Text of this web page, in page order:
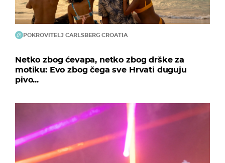
POKROVITELJ CARLSBERG CROATIA
Netko zbog ćevapa, netko zbog drške za
motiku: Evo zbog čega sve Hrvati duguju
pivo...